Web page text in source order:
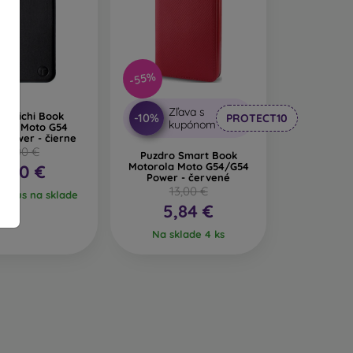
mobil zaujímavý dizajn. Nevýhodou pri páde
z recyklovaných materiálov, takže sa v
veľmi dôležitý.
vyrobených z rôznych materiálov. Stačí si
Lichi Book
Moto G54
Power - čierne
14,00 €
7,00 €
kus na sklade
-55%
-10%
Zľava s
kupónom
PROTECT10
Puzdro Smart Book
Motorola Moto G54/G54
Power - červené
13,00 €
5,84 €
Na sklade 4 ks